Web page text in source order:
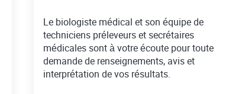
Le biologiste médical et son équipe de
techniciens préleveurs et secrétaires
médicales sont à votre écoute pour toute
demande de renseignements, avis et
interprétation de vos résultats.